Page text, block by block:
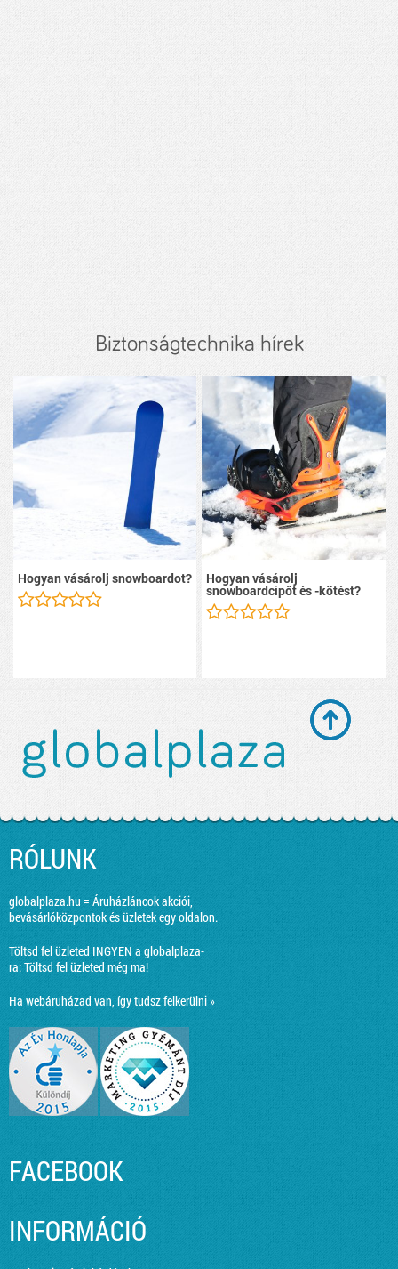
Biztonságtechnika hírek
Hogyan vásárolj snowboardot? Hogyan vásárolj
snowboardcipőt és -kötést?
RÓLUNK
globalplaza.hu = Áruházláncok akciói,
bevásárlóközpontok és üzletek egy oldalon.
Töltsd fel üzleted INGYEN a globalplaza-
ra:Töltsd fel üzleted még ma!
Ha webáruházad van, így tudsz felkerülni »
FACEBOOK
INFORMÁCIÓ